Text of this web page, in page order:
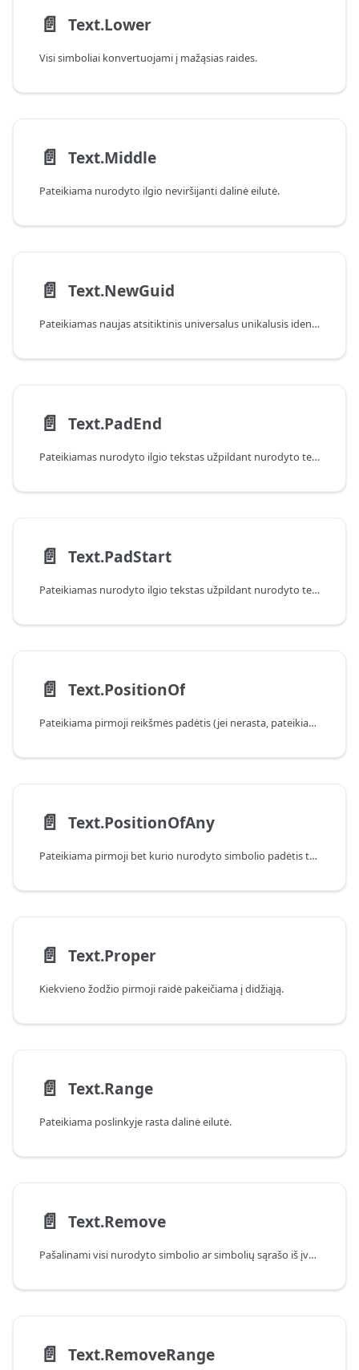
📄️ Text.Lower
Visi simboliai konvertuojami į mažąsias raides.
📄️ Text.Middle
Pateikiama nurodyto ilgio neviršijanti dalinė eilutė.
📄️ Text.NewGuid
Pateikiamas naujas atsitiktinis universalus unikalusis identifikatorius (GUID).
📄️ Text.PadEnd
Pateikiamas nurodyto ilgio tekstas užpildant nurodyto teksto pabaigą.
📄️ Text.PadStart
Pateikiamas nurodyto ilgio tekstas užpildant nurodyto teksto pradžią.
📄️ Text.PositionOf
Pateikiama pirmoji reikšmės padėtis (jei nerasta, pateikiama -1).
📄️ Text.PositionOfAny
Pateikiama pirmoji bet kurio nurodyto simbolio padėtis tekstinėje reikšmėje (jei nerasta, pateikiama -1).
📄️ Text.Proper
Kiekvieno žodžio pirmoji raidė pakeičiama į didžiąją.
📄️ Text.Range
Pateikiama poslinkyje rasta dalinė eilutė.
📄️ Text.Remove
Pašalinami visi nurodyto simbolio ar simbolių sąrašo iš įvesties tekstinės reikšmės atvejai.
📄️ Text.RemoveRange